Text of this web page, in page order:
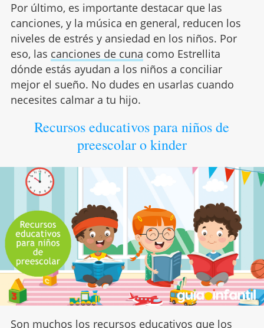
Por último, es importante destacar que las
canciones, y la música en general, reducen los
niveles de estrés y ansiedad en los niños. Por
eso, las canciones de cuna como Estrellita
dónde estás ayudan a los niños a conciliar
mejor el sueño. No dudes en usarlas cuando
necesites calmar a tu hijo.
Recursos educativos para niños de
preescolar o kinder
Son muchos los recursos educativos que los